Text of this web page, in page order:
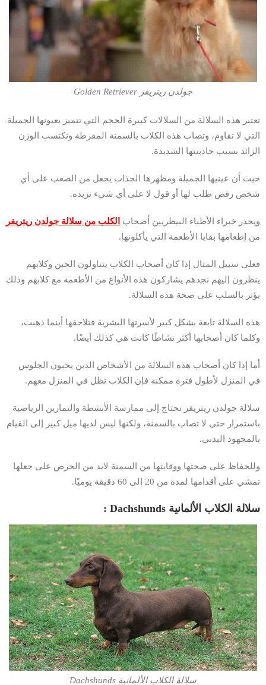
جولدن ريتريفر Golden Retriever
تعتبر هذه السلالة من السلالات كبيرة الحجم التي تتميز بعيونها الجميلة
التي لا تقاوم، وتصاب هذه الكلاب بالسمنة المفرطة وتكتسب الوزن
الزائد بسبب جاذبيتها الشديدة.
حيث أن عينيها الجميلة ومظهرها الجذاب يجعل من الصعب على أي
شخص رفض طلب لها أو قول لا على أي شيء تريده.
ويحذر خبراء الأطباء البيطريين أصحاب
الكلب من سلالة جولدن ريتريفر
من إطعامها بقايا الأطعمة التي يأكلونها.
فعلى سبيل المثال إذا كان أصحاب الكلاب يتناولون الجبن وكلابهم
ينظرون إليهم نجدهم يشاركون هذه الأنواع من الأطعمة مع كلابهم وذلك
يؤثر بالسلب على صحة هذه السلالة.
هذه السلالة تابعة بشكل كبير لأسرتها البشرية فتلاحقها أينما ذهبت،
وكلما كان أصحابها أكثر نشاطًا كانت هي كذلك أيضًا.
أما إذا كان أصحاب هذه السلالة من الأشخاص الذين يحبون الجلوس
في المنزل لأطول فترة ممكنة فإن الكلاب تظل في المنزل معهم.
سلالة جولدن ريتريفر تحتاج إلى ممارسة الأنشطة والتمارين الرياضية
باستمرار حتى لا تصاب بالسمنة، ولكنها ليس لديها ميل كبير إلى القيام
بالمجهود البدني.
وللحفاظ على صحتها ووقايتها من السمنة لابد من الحرص على جعلها
تمشي على أقدامها لمدة من 20 إلى 60 دقيقة يوميًا.
سلالة الكلاب الألمانية Dachshunds :
سلالة الكلاب الألمانية Dachshunds